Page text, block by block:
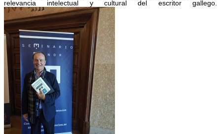
relevancia intelectual y cultural del escritor gallego.